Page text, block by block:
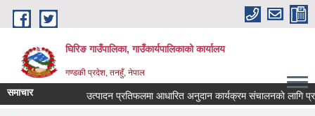
Skip to main content
घिरिङ गाउँपालिका, गाउँकार्यपालिकाको कार्यालय
गण्डकी प्रदेश, तनहुँ, नेपाल
समाचार उत्पादन प्रतिफलमा आधारित अनुदान कार्यक्रम संचालनकाे लागि